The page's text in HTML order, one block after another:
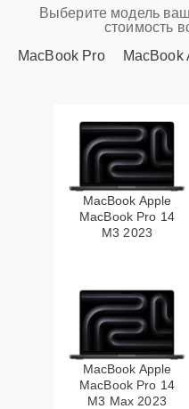
Выберите модель
стоимость
MacBook Pro
MacBook
MacBook Apple
MacBook Pro 14
M3 2023
MacBook Apple
MacBook Pro 14
M3 Max 2023